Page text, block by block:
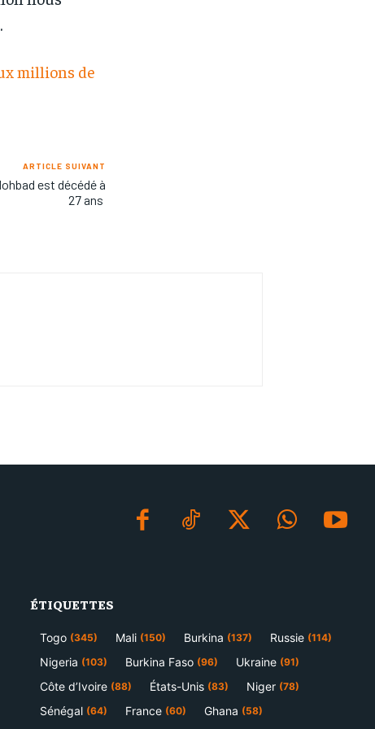
millions de
ARTICLE SUIVANT
est décédé à
27 ans
ÉTIQUETTES
Togo (345) Mali (150) Burkina (137) Russie (114)
Nigeria (103) Burkina Faso (96) Ukraine (91)
Côte d’Ivoire (88) États-Unis (83) Niger (78)
Sénégal (64) France (60) Ghana (58)